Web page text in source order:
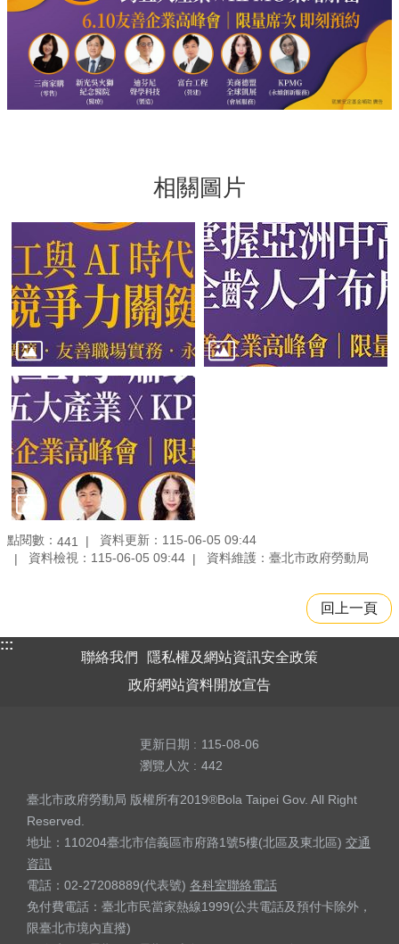
相關圖片
點閱數： 441
資料更新：115-06-05 09:44
資料檢視：115-06-05 09:44
資料維護：臺北市政府勞動局
回上一頁
:::
聯絡我們
隱私權及網站資訊安全政策
政府網站資料開放宣告
更新日期
115-08-06
瀏覽人次
442
臺北市政府勞動局 版權所有2019®Bola Taipei Gov. All Right
Reserved.
地址：110204臺北市信義區市府路1號5樓(北區及東北區) 交通
資訊
電話：02-27208889(代表號) 各科室聯絡電話
免付費電話：臺北市民當家熱線1999(公共電話及預付卡除外，
限臺北市境內直撥)